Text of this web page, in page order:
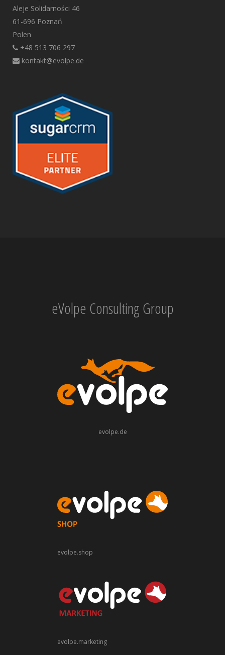
Aleje Solidarności 46
61-696 Poznań
Polen
+48 513 706 297
kontakt@evolpe.de
eVolpe Consulting Group
evolpe.de
evolpe.shop
evolpe.marketing